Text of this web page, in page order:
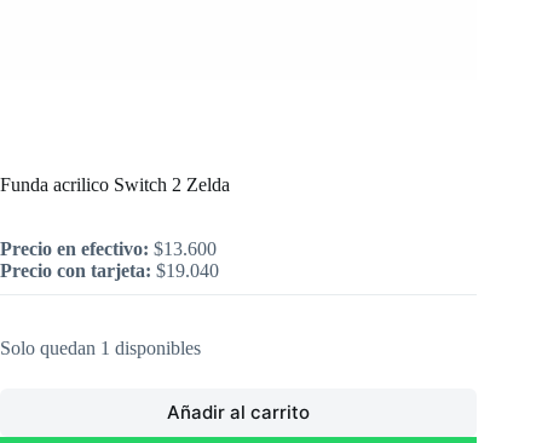
Funda acrilico Switch 2 Zelda
Precio en efectivo: $13.600
Precio con tarjeta: $19.040
Solo quedan 1 disponibles
Añadir al carrito